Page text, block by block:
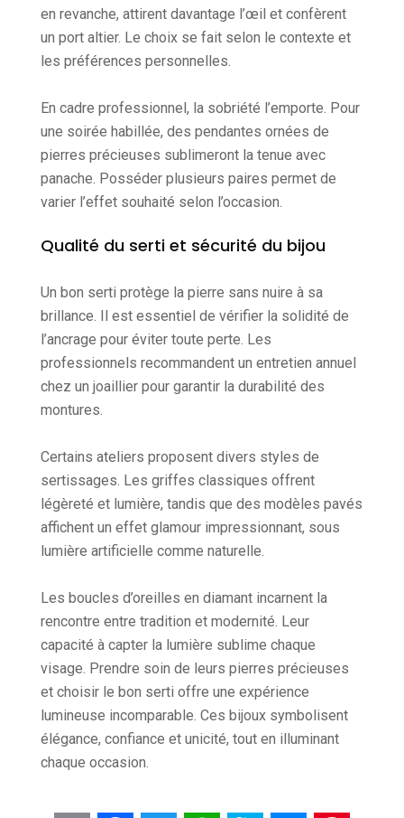
en revanche, attirent davantage l’œil et confèrent
un port altier. Le choix se fait selon le contexte et
les préférences personnelles.
En cadre professionnel, la sobriété l’emporte. Pour
une soirée habillée, des pendantes ornées de
pierres précieuses sublimeront la tenue avec
panache. Posséder plusieurs paires permet de
varier l’effet souhaité selon l’occasion.
Qualité du serti et sécurité du bijou
Un bon serti protège la pierre sans nuire à sa
brillance. Il est essentiel de vérifier la solidité de
l’ancrage pour éviter toute perte. Les
professionnels recommandent un entretien annuel
chez un joaillier pour garantir la durabilité des
montures.
Certains ateliers proposent divers styles de
sertissages. Les griffes classiques offrent
légèreté et lumière, tandis que des modèles pavés
affichent un effet glamour impressionnant, sous
lumière artificielle comme naturelle.
Les boucles d’oreilles en diamant incarnent la
rencontre entre tradition et modernité. Leur
capacité à capter la lumière sublime chaque
visage. Prendre soin de leurs pierres précieuses
et choisir le bon serti offre une expérience
lumineuse incomparable. Ces bijoux symbolisent
élégance, confiance et unicité, tout en illuminant
chaque occasion.